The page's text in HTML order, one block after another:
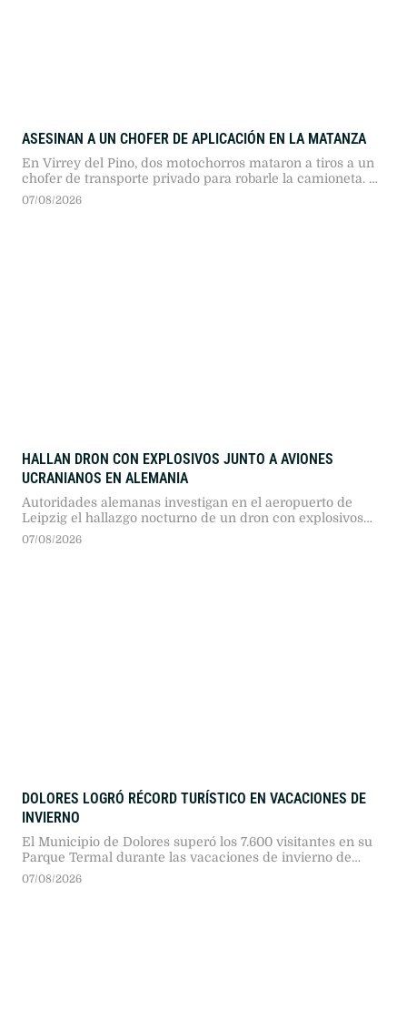
ASESINAN A UN CHOFER DE APLICACIÓN EN LA MATANZA
En Virrey del Pino, dos motochorros mataron a tiros a un
chofer de transporte privado para robarle la camioneta. La
pasajera logró resguardarse durante el ataque y el fiscal
07/08/2026
HALLAN DRON CON EXPLOSIVOS JUNTO A AVIONES
UCRANIANOS EN ALEMANIA
Autoridades alemanas investigan en el aeropuerto de
Leipzig el hallazgo nocturno de un dron con explosivos
cerca de aeronaves ucranianas, un presunto sabotaje que
07/08/2026
DOLORES LOGRÓ RÉCORD TURÍSTICO EN VACACIONES DE
INVIERNO
El Municipio de Dolores superó los 7.600 visitantes en su
Parque Termal durante las vacaciones de invierno de
2026. La cifra representó un incremento del 29 por ciento
07/08/2026